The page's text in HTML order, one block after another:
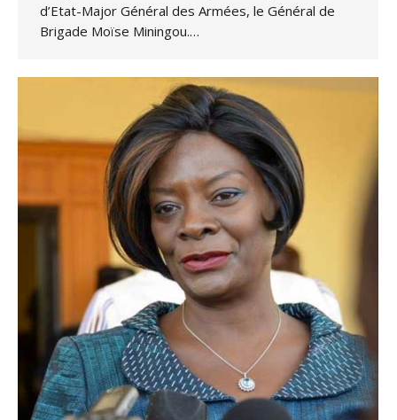
d’Etat-Major Général des Armées, le Général de
Brigade Moïse Miningou.…